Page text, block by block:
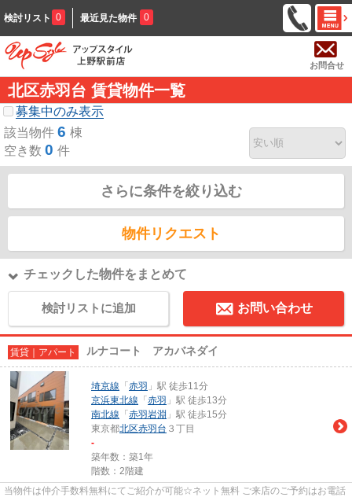
検討リスト 0 最近見た物件 0
お問合せ
北区赤羽台 賃貸物件一覧
募集中のみ表示
該当物件 6 棟
空き数 0 件
さらに条件を絞り込む
物件リクエスト
チェックした物件をまとめて
検討リストに追加 お問い合わせ
賃貸｜アパート ルナコート アカバネダイ
埼京線 「 赤羽 」駅 徒歩11分
京浜東北線 「 赤羽 」駅 徒歩13分
南北線 「 赤羽岩淵 」駅 徒歩15分
東京都北区赤羽台 ３丁目
-
築年数：築1年
階数：2階建
当物件は仲介手数料無料にてご紹介が可能☆ネット無料 ご来店のご予約はお電話